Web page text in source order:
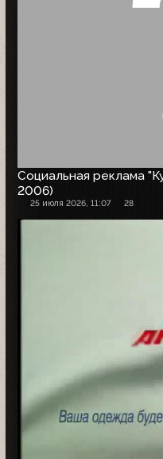
Социальная реклама
2006)
25 июля 2026, 11:07 28